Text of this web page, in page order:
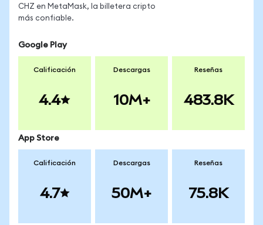
CHZ en MetaMask, la billetera cripto
más confiable.
Google Play
Calificación
4.4
Descargas
10M+
Reseñas
483.8K
App Store
Calificación
4.7
Descargas
50M+
Reseñas
75.8K